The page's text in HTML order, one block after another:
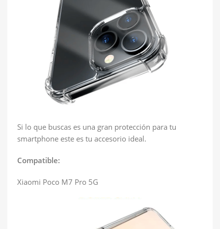
Si lo que buscas es una gran protección para tu
smartphone este es tu accesorio ideal.
Compatible:
Xiaomi Poco M7 Pro 5G